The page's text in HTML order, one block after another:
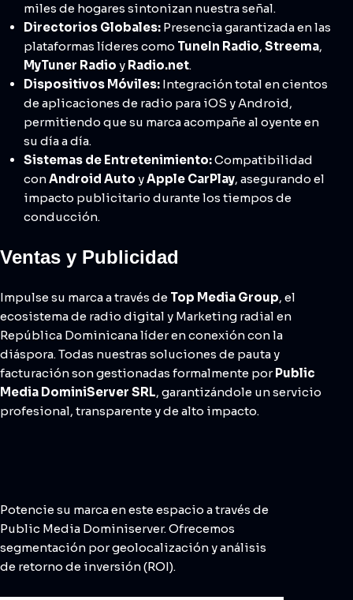
miles de hogares sintonizan nuestra señal.
Directorios Globales: Presencia garantizada en las
plataformas líderes como TuneIn Radio, Streema,
MyTuner Radio y Radio.net.
Dispositivos Móviles: Integración total en cientos
de aplicaciones de radio para iOS y Android,
permitiendo que su marca acompañe al oyente en
su día a día.
Sistemas de Entretenimiento:Compatibilidad
conAndroid Auto yApple CarPlay, asegurando el
impacto publicitario durante los tiempos de
conducción.
Ventas y Publicidad
Impulse su marca a través de Top Media Group, el
ecosistema de radio digital y Marketing radial en
República Dominicana líder en conexión con la
diáspora. Todas nuestras soluciones de pauta y
facturación son gestionadas formalmente porPublic
Media DominiServer SRL, garantizándole un servicio
profesional, transparente y de alto impacto.
Potencie su marca en este espacio a través de
Public Media Dominiserver. Ofrecemos
segmentación por geolocalización y análisis
de retorno de inversión (ROI).